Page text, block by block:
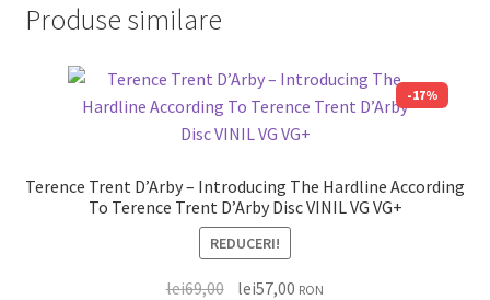
Produse similare
-17%
Terence Trent D’Arby – Introducing The Hardline According
To Terence Trent D’Arby Disc VINIL VG VG+
REDUCERI!
lei69,00 lei57,00 RON